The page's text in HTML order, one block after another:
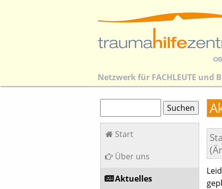
Netzwerk für FACHLEUTE und
Suchen
Navigation
Start
Über uns
Aktuelles